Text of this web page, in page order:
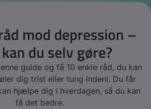
mod depression –
du selv gøre?
guide og få 10 enkle råd, du kan
dig trist eller tung indeni. Du får
hjælpe dig i hverdagen, så du kan
få det bedre.